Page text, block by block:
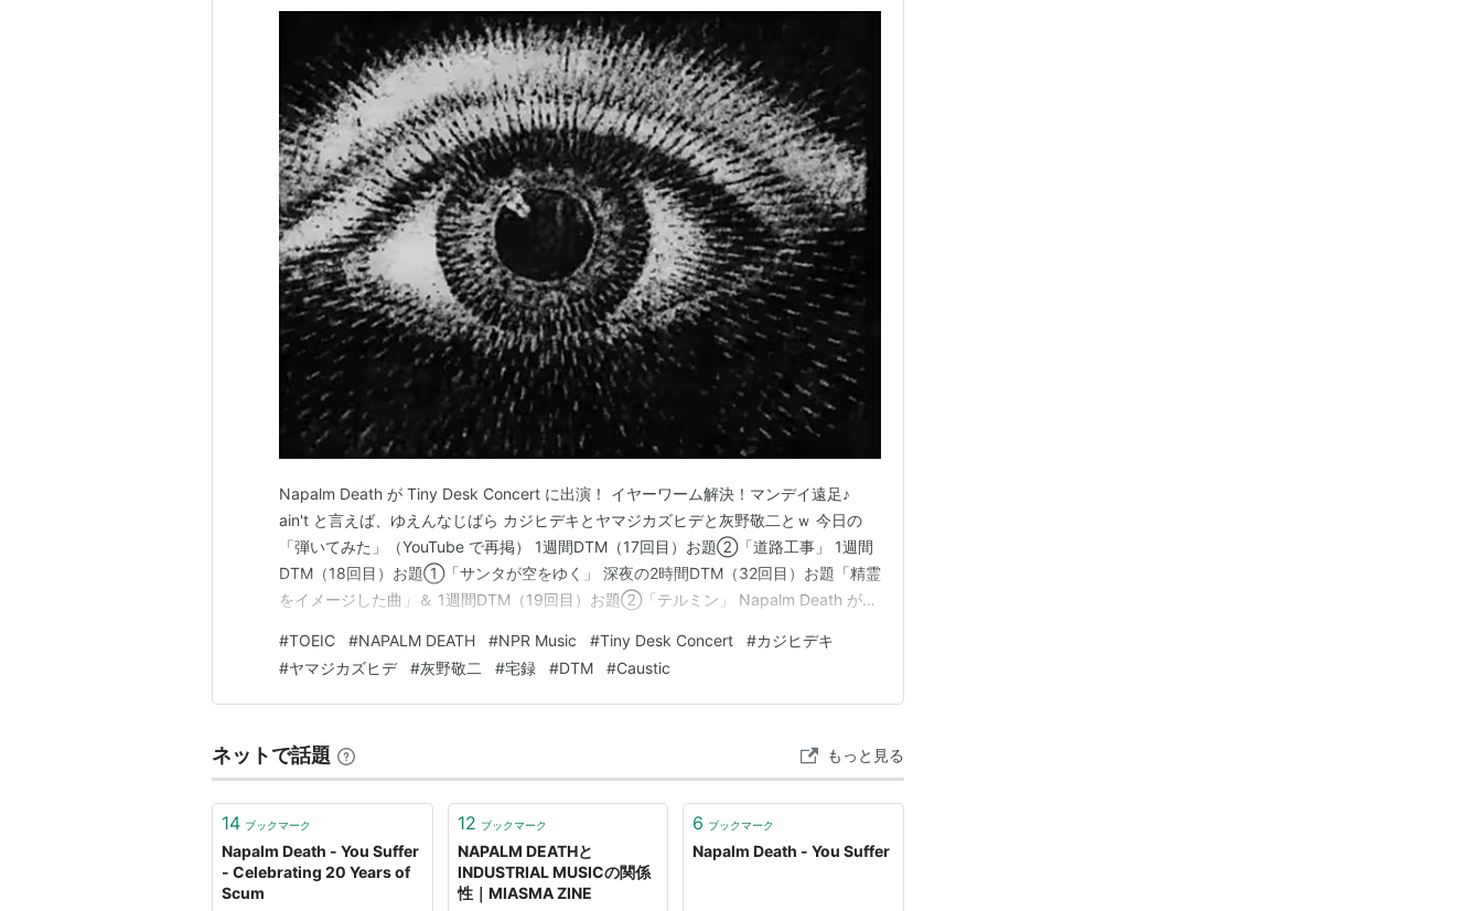
Napalm Death が Tiny Desk Concert に出演！ イヤーワーム解決！マンデイ遠足♪
ain't と言えば、ゆえんなじばら カジヒデキとヤマジカズヒデと灰野敬二とｗ 今日の
「弾いてみた」（YouTube で再掲） 1週間DTM（17回目）お題②「道路工事」 1週間
DTM（18回目）お題①「サンタが空をゆく」 深夜の2時間DTM（32回目）お題「精霊
をイメージした曲」＆ 1週間DTM（19回目）お題②「テルミン」 Napalm Death が
Desk Conc…
#TOEIC #NAPALM DEATH #NPR Music #Tiny Desk Concert #カジヒデキ
#ヤマジカズヒデ #灰野敬二 #宅録 #DTM #Caustic
ネットで話題 もっと見る
14 ブックマーク
Napalm Death - You Suffer
- Celebrating 20 Years of
Scum
12 ブックマーク
NAPALM DEATHと
INDUSTRIAL MUSICの関係
性｜MIASMA ZINE
6 ブックマーク
Napalm Death - You Suffer